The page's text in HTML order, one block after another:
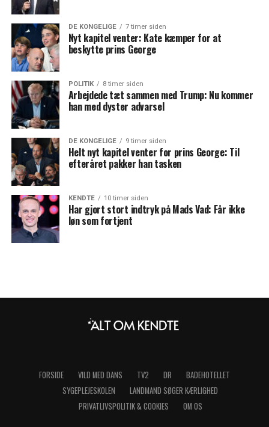
DE KONGELIGE 7 timer siden
Nyt kapitel venter: Kate kæmper for at
beskytte prins George
POLITIK 8 timer siden
Arbejdede tæt sammen med Trump: Nu kommer
han med dyster advarsel
DE KONGELIGE 9 timer siden
Helt nyt kapitel venter for prins George: Til
efteråret pakker han tasken
KENDTE 10 timer siden
Har gjort stort indtryk på Mads Vad: Får ikke
løn som fortjent
FORSIDE VILD MED DANS TV2 DR
BADEHOTELLET
SYGEPLEJESKOLEN
LANDMAND SØGER KÆRLIGHED
PRIVATLIVSPOLITIK & COOKIES
OM OS